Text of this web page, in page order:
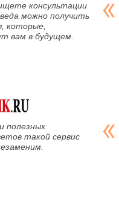
консультации
можно получить
которые,
вам в будущем.
полезных
такой сервис